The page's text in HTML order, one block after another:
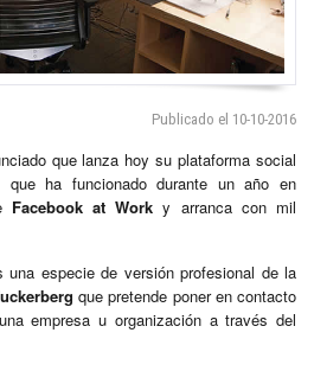
Publicado el 10-10-2016
que lanza hoy su plataforma social
que ha funcionado durante un año en
Facebook at Work y arranca con mil
una especie de versión profesional de la
que pretende poner en contacto
empresa u organización a través del